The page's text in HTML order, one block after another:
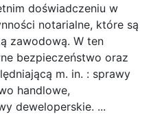
doświadczeniu w
notarialne, które są
zawodową. W ten
bezpieczeństwo oraz
m. in. : sprawy
handlowe,
deweloperskie. ...